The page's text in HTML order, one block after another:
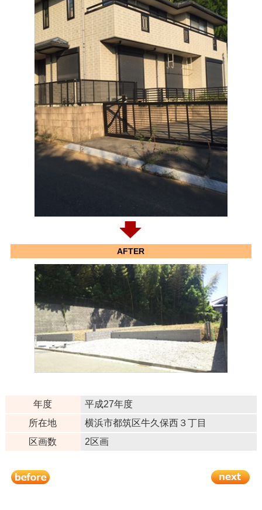
AFTER
年度
平成27年度
所在地
横浜市都筑区牛久保西３丁目
区画数
2区画